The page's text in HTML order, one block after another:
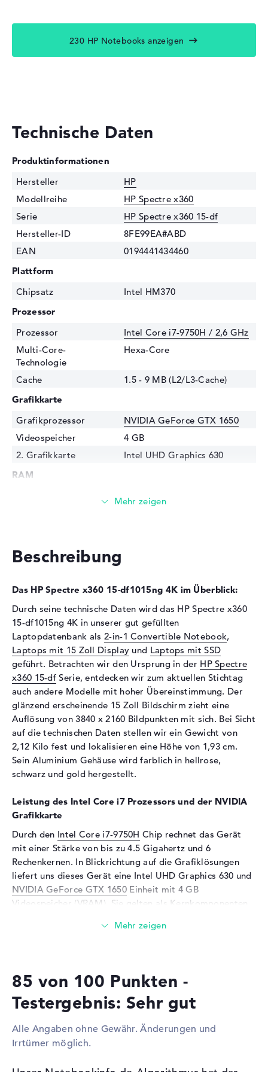
230 HP Notebooks anzeigen
Technische Daten
Produktinformationen
Hersteller
HP
Modellreihe
HP Spectre x360
Serie
HP Spectre x360 15-df
Hersteller-ID
8FE99EA#ABD
EAN
0194441434460
Plattform
Chipsatz
Intel HM370
Prozessor
Prozessor
Intel Core i7-9750H / 2,6 GHz
Multi-Core-
Technologie
Hexa-Core
Cache
1.5 - 9 MB (L2/L3-Cache)
Grafikkarte
Grafikprozessor
NVIDIA GeForce GTX 1650
Videospeicher
4 GB
2. Grafikkarte
Intel UHD Graphics 630
RAM
8 GB
Technologie
Schnittstelle
PCIe
Optische Speicher
Laufwerks-Typ
ohne Laufwerk
Display
Display-Typ
15,6" TFT
Max. Auflösung
3840 x 2160
Auflösungstyp
4K UHD
Besonderheiten
Multi-Touchscreen, glänzend,
randlos, Corning Gorilla
Glass NBT, AMOLED-Display
Kartenleser
Unterstützte Flash-
Speicherkarten
Audio
Soundkarte
Audio by Bang & Olufen
ICEpower
Mikrofon
vorhanden
Eingabegeräte
Tastatur (Beleuchtet
(hintergrund)), Touchpad
(Multi-Touch-Trackpad),
Netzwerk
Beschreibung
Das HP Spectre x360 15-df1015ng 4K im Überblick:
Durch seine technische Daten wird das HP Spectre x360
15-df1015ng 4K in unserer gut gefüllten
Laptopdatenbank als2-in-1 Convertible Notebook,
Laptops mit 15 Zoll Display und Laptops mit SSD
geführt. Betrachten wir den Ursprung in der HP Spectre
x360 15-df Serie, entdecken wir zum aktuellen Stichtag
auch andere Modelle mit hoher Übereinstimmung. Der
glänzend erscheinende 15 Zoll Bildschirm zieht eine
Auflösung von 3840 x 2160 Bildpunkten mit sich. Bei Sicht
auf die technischen Daten stellen wir ein Gewicht von
2,12 Kilo fest und lokalisieren eine Höhe von 1,93 cm.
Sein Aluminium Gehäuse wird farblich in hellrose,
schwarz und gold hergestellt.
Leistung des Intel Core i7 Prozessors und der NVIDIA
Grafikkarte
Durch den Intel Core i7-9750H Chip rechnet das Gerät
mit einer Stärke von bis zu 4.5 Gigahertz und 6
Rechenkernen. In Blickrichtung auf die Grafiklösungen
liefert uns dieses Gerät eine Intel UHD Graphics 630 und
NVIDIA GeForce GTX 1650Einheit mit 4 GB
Videospeicher (VRAM). Sie gelten als Kernkomponenten
Der Arbeitsspeicher (RAM) ist mit 16 GB beziffert und
Technik. Größtmöglich dürfen in diesem Modell 16 GByte
ermöglicht eine Festplatte Größe von 2 TB SSD.
85 von 100 Punkten -
Testergebnis: Sehr gut
Alle Angaben ohne Gewähr. Änderungen und
Irrtümer möglich.